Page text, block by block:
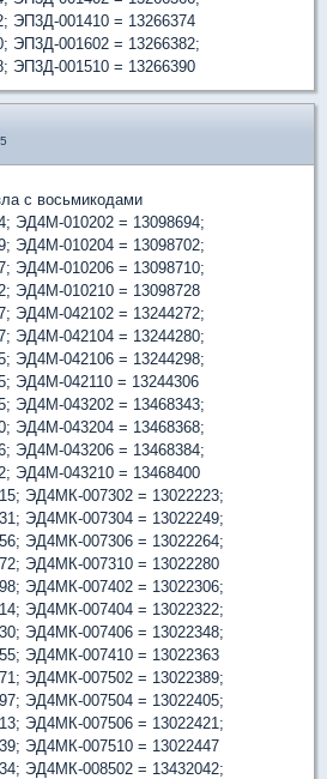
ЭП3Д-001410 = 13266374
ЭП3Д-001602 = 13266382;
ЭП3Д-001510 = 13266390
с восьмикодами
ЭД4М-010202 = 13098694;
ЭД4М-010204 = 13098702;
ЭД4М-010206 = 13098710;
ЭД4М-010210 = 13098728
ЭД4М-042102 = 13244272;
ЭД4М-042104 = 13244280;
ЭД4М-042106 = 13244298;
ЭД4М-042110 = 13244306
ЭД4М-043202 = 13468343;
ЭД4М-043204 = 13468368;
ЭД4М-043206 = 13468384;
ЭД4М-043210 = 13468400
ЭД4МК-007302 = 13022223;
ЭД4МК-007304 = 13022249;
ЭД4МК-007306 = 13022264;
ЭД4МК-007310 = 13022280
ЭД4МК-007402 = 13022306;
ЭД4МК-007404 = 13022322;
ЭД4МК-007406 = 13022348;
ЭД4МК-007410 = 13022363
ЭД4МК-007502 = 13022389;
ЭД4МК-007504 = 13022405;
ЭД4МК-007506 = 13022421;
ЭД4МК-007510 = 13022447
ЭД4МК-008502 = 13432042;